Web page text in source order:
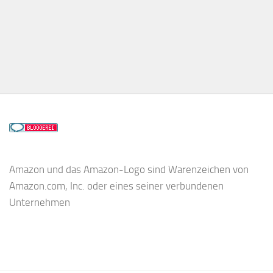
Amazon und das Amazon-Logo sind Warenzeichen von
Amazon.com, Inc. oder eines seiner verbundenen
Unternehmen